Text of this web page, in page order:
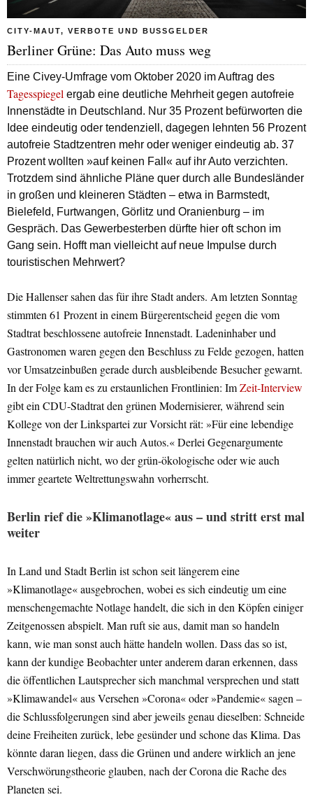
CITY-MAUT, VERBOTE UND BUSSGELDER
Berliner Grüne: Das Auto muss weg
Eine Civey-Umfrage vom Oktober 2020 im Auftrag des
Tagesspiegel ergab eine deutliche Mehrheit gegen autofreie
Innenstädte in Deutschland. Nur 35 Prozent befürworten die
Idee eindeutig oder tendenziell, dagegen lehnten 56 Prozent
autofreie Stadtzentren mehr oder weniger eindeutig ab. 37
Prozent wollten »auf keinen Fall« auf ihr Auto verzichten.
Trotzdem sind ähnliche Pläne quer durch alle Bundesländer
in großen und kleineren Städten – etwa in Barmstedt,
Bielefeld, Furtwangen, Görlitz und Oranienburg – im
Gespräch. Das Gewerbesterben dürfte hier oft schon im
Gang sein. Hofft man vielleicht auf neue Impulse durch
touristischen Mehrwert?
Die Hallenser sahen das für ihre Stadt anders. Am letzten Sonntag
stimmten 61 Prozent in einem Bürgerentscheid gegen die vom
Stadtrat beschlossene autofreie Innenstadt. Ladeninhaber und
Gastronomen waren gegen den Beschluss zu Felde gezogen, hatten
vor Umsatzeinbußen gerade durch ausbleibende Besucher gewarnt.
In der Folge kam es zu erstaunlichen Frontlinien: ImZeit-Interview
gibt ein CDU-Stadtrat den grünen Modernisierer, während sein
Kollege von der Linkspartei zur Vorsicht rät: »Für eine lebendige
Innenstadt brauchen wir auch Autos.« Derlei Gegenargumente
gelten natürlich nicht, wo der grün-ökologische oder wie auch
immer geartete Weltrettungswahn vorherrscht.
Berlin rief die »Klimanotlage« aus – und stritt erst mal
weiter
In Land und Stadt Berlin ist schon seit längerem eine
»Klimanotlage« ausgebrochen, wobei es sich eindeutig um eine
menschengemachte Notlage handelt, die sich in den Köpfen einiger
Zeitgenossen abspielt. Man ruft sie aus, damit man so handeln
kann, wie man sonst auch hätte handeln wollen. Dass das so ist,
kann der kundige Beobachter unter anderem daran erkennen, dass
die öffentlichen Lautsprecher sich manchmal versprechen und statt
»Klimawandel« aus Versehen »Corona« oder »Pandemie« sagen –
die Schlussfolgerungen sind aber jeweils genau dieselben: Schneide
deine Freiheiten zurück, lebe gesünder und schone das Klima. Das
könnte daran liegen, dass die Grünen und andere wirklich an jene
Verschwörungstheorie glauben, nach der Corona die Rache des
Planeten sei.